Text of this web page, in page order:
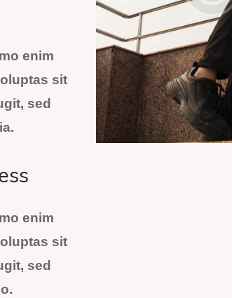
enim
sit
sed
enim
sit
sed